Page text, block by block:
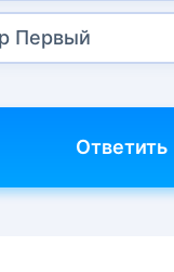
Первый
Ответить